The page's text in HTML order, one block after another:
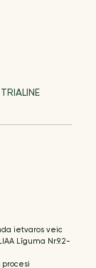
ietvaros veic
Līguma Nr.9.2-